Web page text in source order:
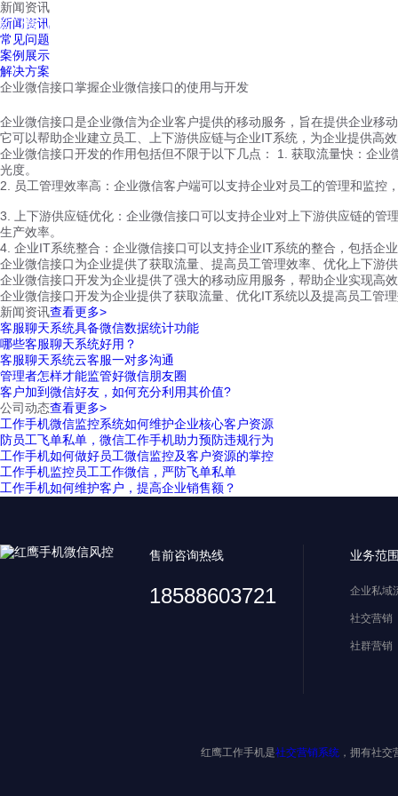
红鹰工作手机
新闻资讯
新闻资讯
常见问题
案例展示
解决方案
企业微信接口掌握企业微信接口的使用与开发
企业微信接口是企业微信为企业客户提供的移动服务，旨在提供企业移
它可以帮助企业建立员工、上下游供应链与企业IT系统，为企业提供高
企业微信接口开发的作用包括但不限于以下几点： 1. 获取流量快：企
光度。
2. 员工管理效率高：企业微信客户端可以支持企业对员工的管理和监
3. 上下游供应链优化：企业微信接口可以支持企业对上下游供应链的
生产效率。
4. 企业IT系统整合：企业微信接口可以支持企业IT系统的整合，包括企
企业微信接口为企业提供了获取流量、提高员工管理效率、优化上下游
企业微信接口开发为企业提供了强大的移动应用服务，帮助企业实现高
企业微信接口开发为企业提供了获取流量、优化IT系统以及提高员工管
新闻资讯查看更多>
客服聊天系统具备微信数据统计功能
哪些客服聊天系统好用？
客服聊天系统云客服一对多沟通
管理者怎样才能监管好微信朋友圈
客户加到微信好友，如何充分利用其价值?
公司动态查看更多>
工作手机微信监控系统如何维护企业核心客户资源
防员工飞单私单，微信工作手机助力预防违规行为
工作手机如何做好员工微信监控及客户资源的掌控
工作手机监控员工工作微信，严防飞单私单
工作手机如何维护客户，提高企业销售额？
售前咨询热线
18588603721
业务范
企业私域
社交营销
社群营销
红鹰工作手机是社交营销系统 ，拥有社